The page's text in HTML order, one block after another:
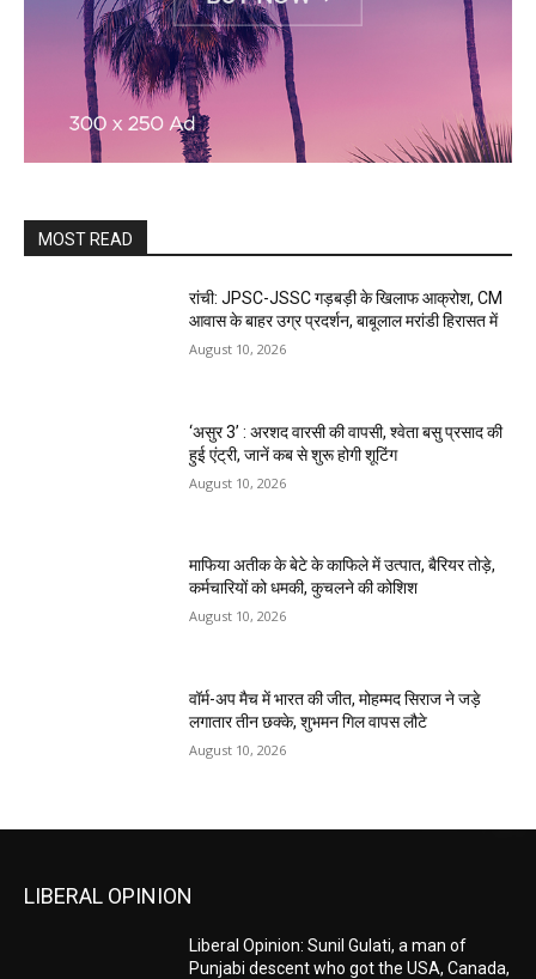
MOST READ
रांची: JPSC-JSSC गड़बड़ी के खिलाफ आक्रोश, CM
आवास के बाहर उग्र प्रदर्शन, बाबूलाल मरांडी हिरासत में
August 10, 2026
‘असुर 3’ : अरशद वारसी की वापसी, श्वेता बसु प्रसाद की
हुई एंट्री, जानें कब से शुरू होगी शूटिंग
August 10, 2026
माफिया अतीक के बेटे के काफिले में उत्पात, बैरियर तोड़े,
कर्मचारियों को धमकी, कुचलने की कोशिश
August 10, 2026
वॉर्म-अप मैच में भारत की जीत, मोहम्मद सिराज ने जड़े
लगातार तीन छक्के, शुभमन गिल वापस लौटे
August 10, 2026
LIBERAL OPINION
Liberal Opinion: Sunil Gulati, a man of
Punjabi descent who got the USA, Canada,